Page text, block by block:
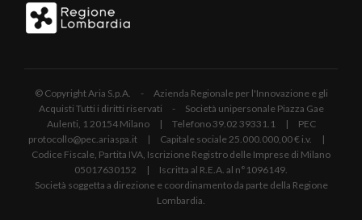
© Copyright Aria S.p.A. - Azienda Regionale per l'Innovazione e gli
Acquisti Tutti i diritti riservati - Società unipersonale Piazza Gae
Aulenti, 1 20154 Milano | Telefono 39.02 39331.1 | PEC
protocollo@pec.ariaspa.it | Capitale sociale 25.000.000,00 € i.v. |
Codice Fiscale, Partita IVA, Iscrizione Registro delle Imprese di Milano
05017630152 | Iscritta al R.E.A. al n°1096149.
Società soggetta a direzione e coordinamento da parte della Regione
Lombardia.